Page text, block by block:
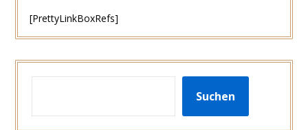
[PrettyLinkBoxRefs]
Suchen